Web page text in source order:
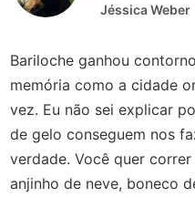
Jéssica Weber
Bariloche ganhou
memória como a cidade
vez. Eu não sei explicar
de gelo conseguem nos
verdade. Você quer
anjinho de neve, boneco